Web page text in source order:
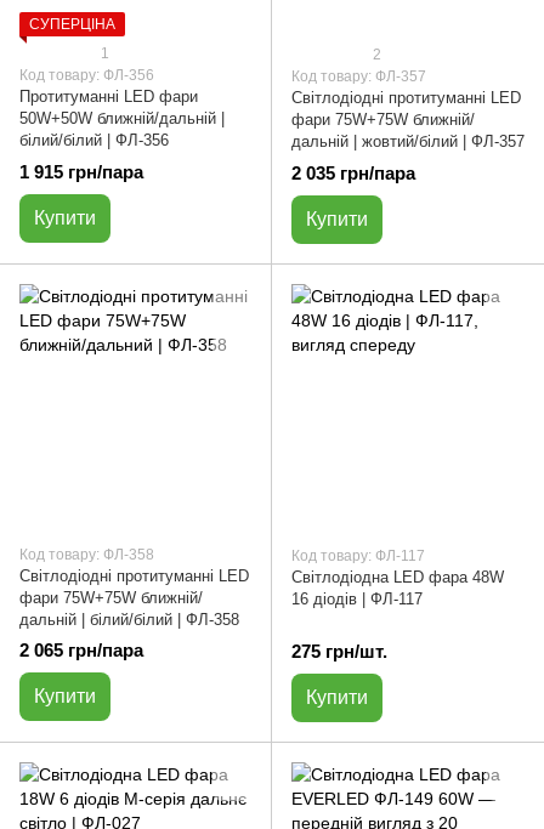
СУПЕРЦІНА
1
Код товару: ФЛ-356
Протитуманні LED фари
50W+50W ближній/дальній |
білий/білий | ФЛ-356
1 915 грн/пара
Купити
2
Код товару: ФЛ-357
Світлодіодні протитуманні LED
фари 75W+75W ближній/
дальній | жовтий/білий | ФЛ-357
2 035 грн/пара
Купити
Код товару: ФЛ-358
Світлодіодні протитуманні LED
фари 75W+75W ближній/
дальній | білий/білий | ФЛ-358
2 065 грн/пара
Купити
Код товару: ФЛ-117
Світлодіодна LED фара 48W
16 діодів | ФЛ-117
275 грн/шт.
Купити